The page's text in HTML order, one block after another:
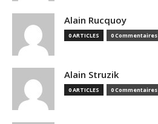
Alain Rucquoy
0 ARTICLES 0 Commentaires
Alain Struzik
0 ARTICLES 0 Commentaires